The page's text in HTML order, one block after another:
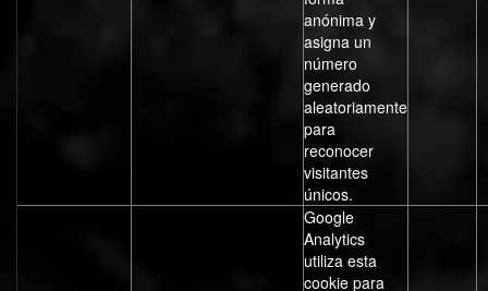
anónima y
asigna un
número
generado
aleatoriamente
para
reconocer
visitantes
únicos.
Google
Analytics
utiliza esta
cookie para